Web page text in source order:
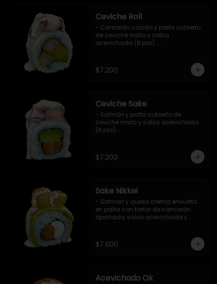
Ceviche Roll
- Camarón cocido y palta cubierto
de ceviche mixto y salsa
acevichada (8 pzs).
$7.200
Ceviche Sake
- Salmón y palta cubierto de
ceviche mixto y salsa acevichada
(8 pzs).
$7.200
Sake Nikkei
- Salmon y queso crema envuelto
en palta con tartar de camarón
apanado, salsa acevichada y
$7.600
Acevichado Ok